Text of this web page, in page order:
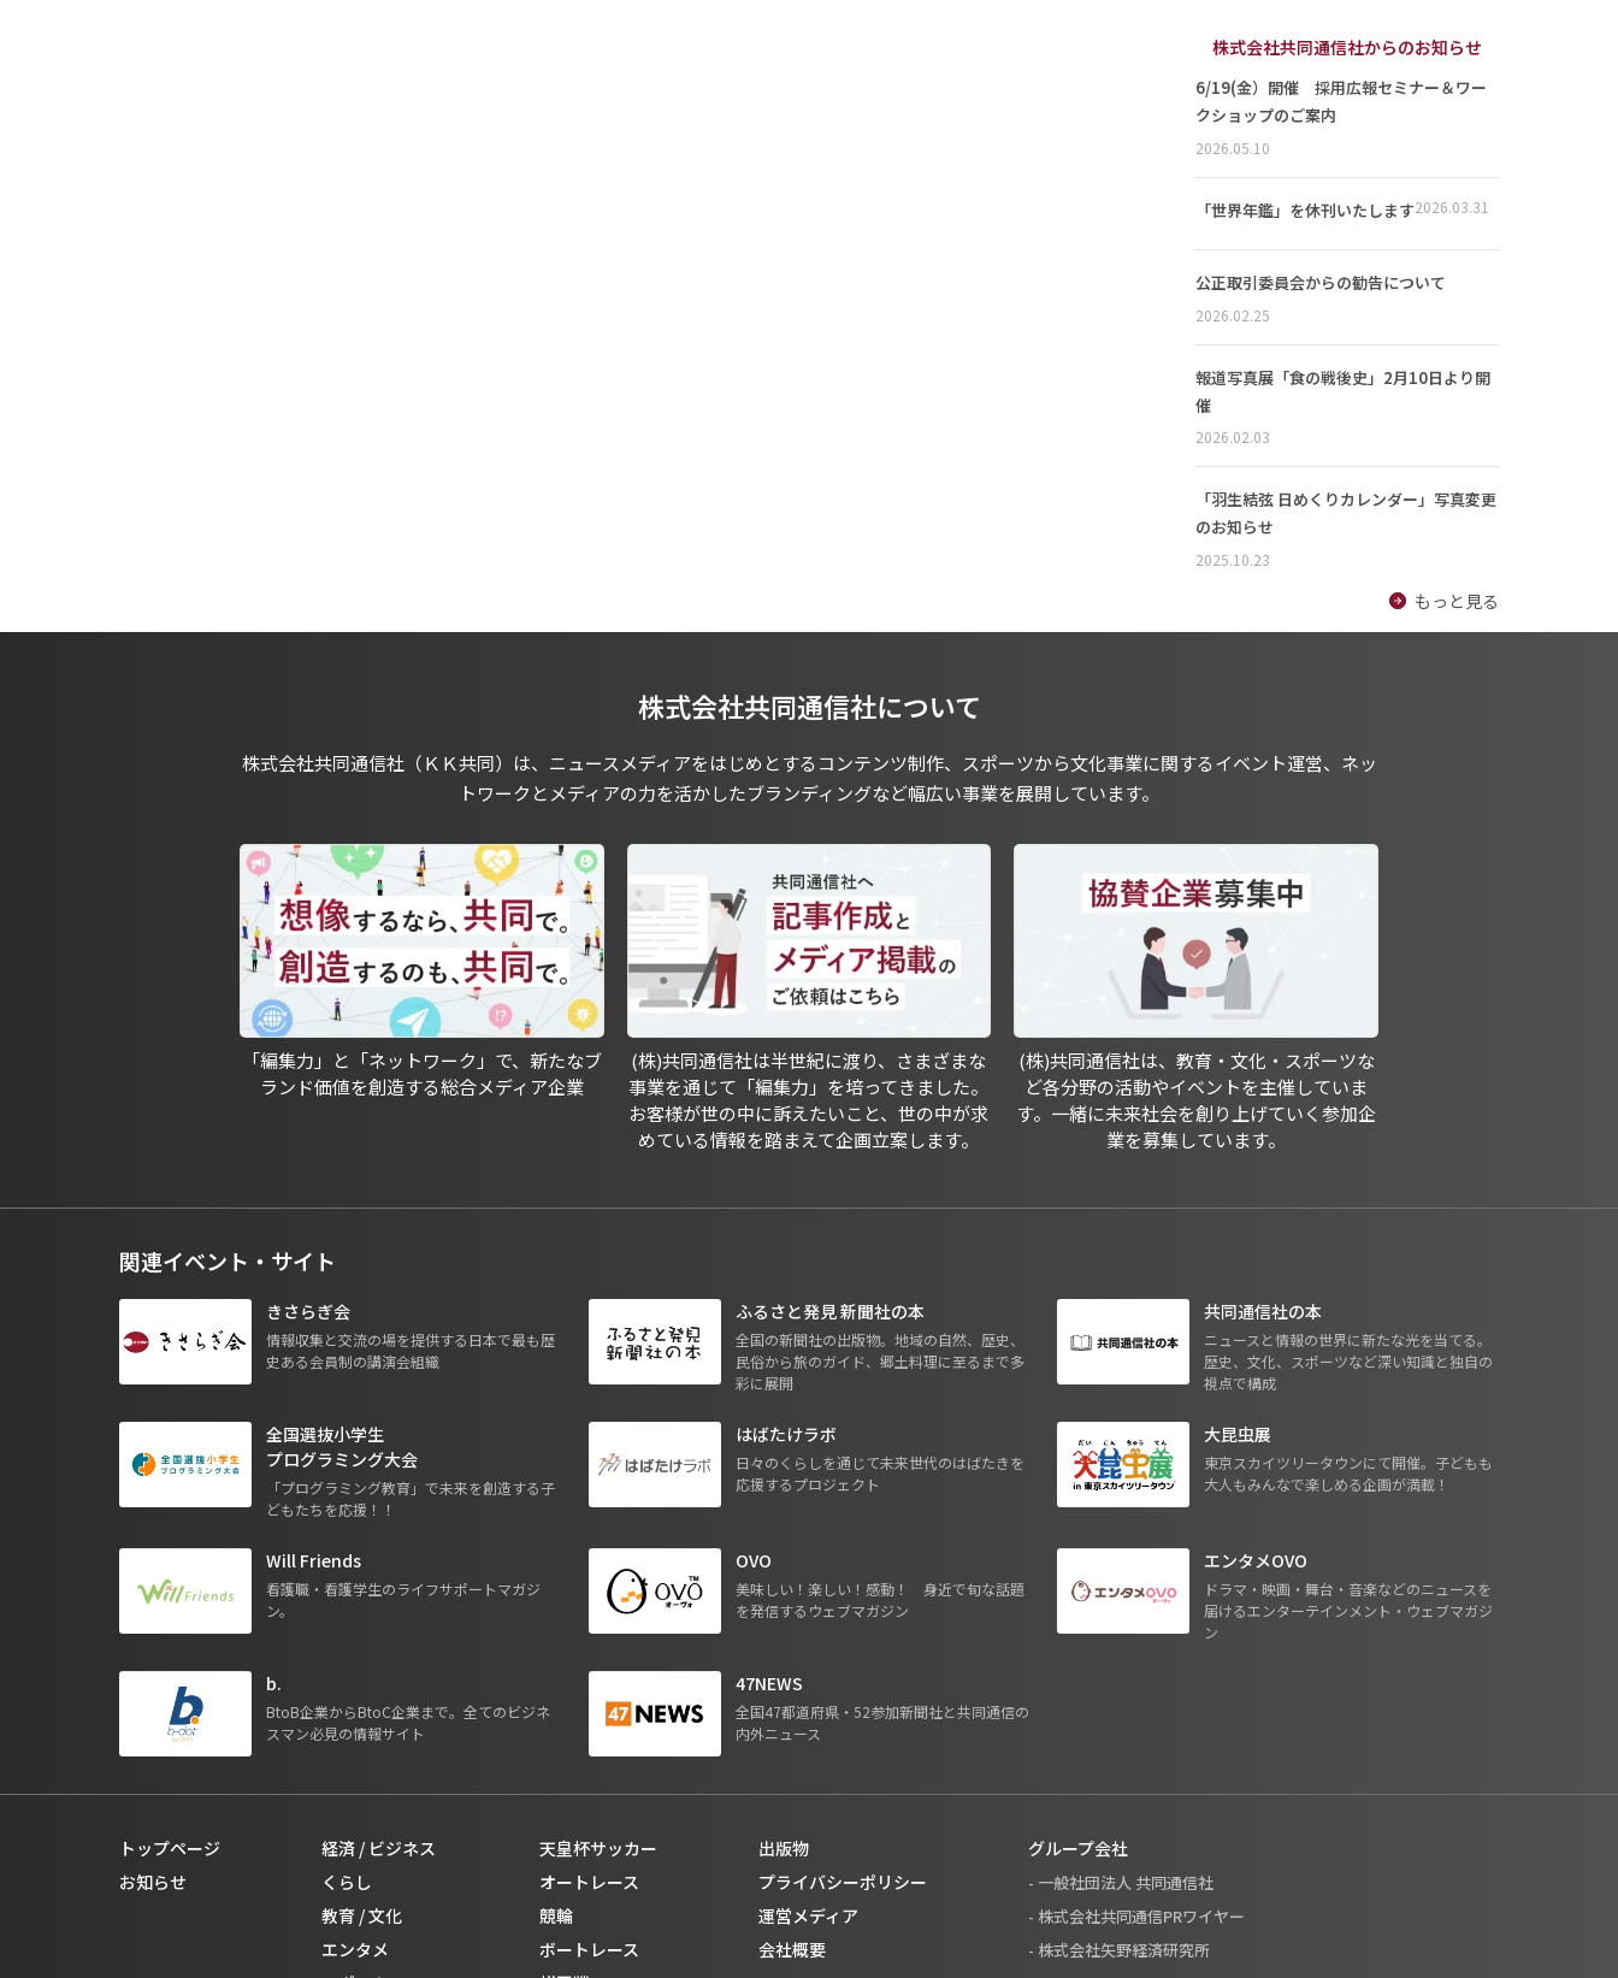
株式会社共同通信社からのお知らせ
6/19(金）開催 採用広報セミナー＆ワー
クショップのご案内
2026.05.10
「世界年鑑」を休刊いたします2026.03.31
公正取引委員会からの勧告について
2026.02.25
報道写真展「食の戦後史」2月10日より開
催
2026.02.03
「羽生結弦 日めくりカレンダー」写真変更
のお知らせ
2025.10.23
もっと見る
株式会社共同通信社について
株式会社共同通信社（ＫＫ共同）は、ニュースメディアをはじめとするコンテンツ制作、スポーツから文化事業に関するイベント運営、ネッ
トワークとメディアの力を活かしたブランディングなど幅広い事業を展開しています。
「編集力」と「ネットワーク」で、新たなブ
ランド価値を創造する総合メディア企業
(株)共同通信社は半世紀に渡り、さまざまな
事業を通じて「編集力」を培ってきました。
お客様が世の中に訴えたいこと、世の中が求
めている情報を踏まえて企画立案します。
(株)共同通信社は、教育・文化・スポーツな
ど各分野の活動やイベントを主催していま
す。一緒に未来社会を創り上げていく参加企
業を募集しています。
関連イベント・サイト
きさらぎ会
情報収集と交流の場を提供する日本で最も歴
史ある会員制の講演会組織
ふるさと発見 新聞社の本
全国の新聞社の出版物。地域の自然、歴史、
民俗から旅のガイド、郷土料理に至るまで多
彩に展開
共同通信社の本
ニュースと情報の世界に新たな光を当てる。
歴史、文化、スポーツなど深い知識と独自の
視点で構成
全国選抜小学生
プログラミング大会
「プログラミング教育」で未来を創造する子
どもたちを応援！！
はばたけラボ
日々のくらしを通じて未来世代のはばたきを
応援するプロジェクト
大昆虫展
東京スカイツリータウンにて開催。子どもも
大人もみんなで楽しめる企画が満載！
Will Friends
看護職・看護学生のライフサポートマガジ
ン。
OVO
美味しい！楽しい！感動！ 身近で旬な話題
を発信するウェブマガジン
エンタメOVO
ドラマ・映画・舞台・音楽などのニュースを
届けるエンターテインメント・ウェブマガジ
ン
b.
BtoB企業からBtoC企業まで。全てのビジネ
スマン必見の情報サイト
47NEWS
全国47都道府県・52参加新聞社と共同通信の
内外ニュース
トップページ
お知らせ
経済 / ビジネス
くらし
教育 / 文化
エンタメ
天皇杯サッカー
オートレース
競輪
ボートレース
出版物
プライバシーポリシー
運営メディア
会社概要
グループ会社
- 一般社団法人 共同通信社
- 株式会社共同通信PRワイヤー
- 株式会社矢野経済研究所